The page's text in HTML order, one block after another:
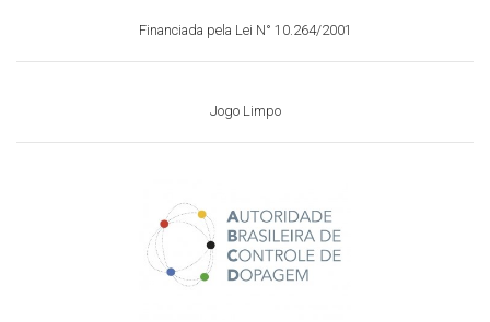
Financiada pela Lei N° 10.264/2001
Jogo Limpo